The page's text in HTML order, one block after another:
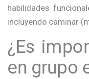
habilidades
incluyendo caminar
¿Es
en grupo